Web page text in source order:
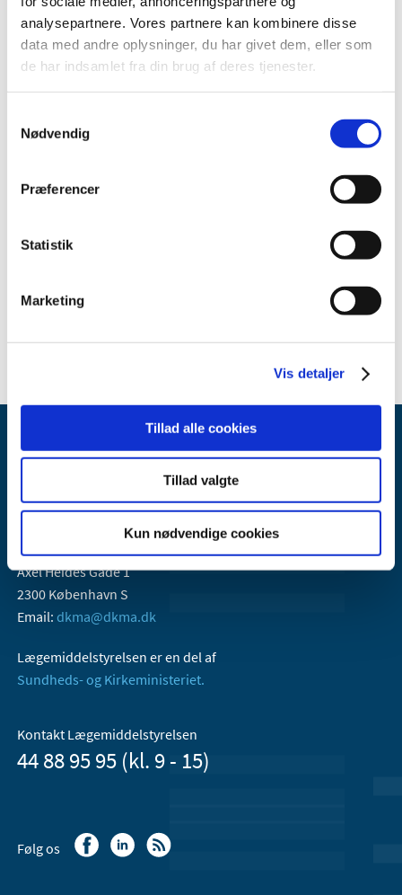
analysepartnere. Vores partnere kan kombinere disse
data med andre oplysninger, du har givet dem, eller som
de har indsamlet fra din brug af deres tjenester.
Nødvendig
Præferencer
Statistik
Marketing
Vis detaljer
Tillad alle cookies
Tillad valgte
Kun nødvendige cookies
…
Alle (83)
TID
2023 (11)
2021 (14)
2019 (7)
Lægemiddelstyrelsen
Axel Heides Gade 1
2300 København S
Email: dkma@dkma.dk
Lægemiddelstyrelsen er en del af
Sundheds- og Kirkeministeriet.
Kontakt Lægemiddelstyrelsen
44 88 95 95 (kl. 9 - 15)
Følg os